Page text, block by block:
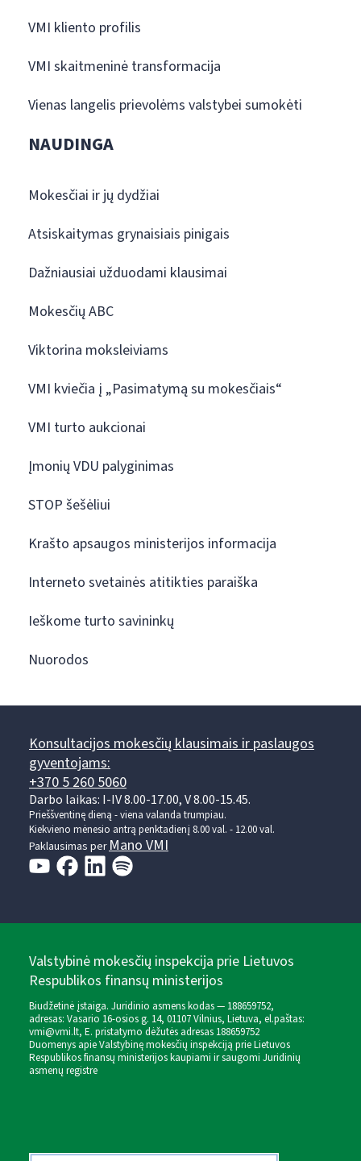
VMI kliento profilis
VMI skaitmeninė transformacija
Vienas langelis prievolėms valstybei sumokėti
NAUDINGA
Mokesčiai ir jų dydžiai
Atsiskaitymas grynaisiais pinigais
Dažniausiai užduodami klausimai
Mokesčių ABC
Viktorina moksleiviams
VMI kviečia į „Pasimatymą su mokesčiais“
VMI turto aukcionai
Įmonių VDU palyginimas
STOP šešėliui
Krašto apsaugos ministerijos informacija
Interneto svetainės atitikties paraiška
Ieškome turto savininkų
Nuorodos
Konsultacijos mokesčių klausimais ir paslaugos
gyventojams:
+370 5 260 5060
Darbo laikas: I-IV 8.00-17.00, V 8.00-15.45.
Prieššventinę dieną - viena valanda trumpiau.
Kiekvieno mėnesio antrą penktadienį 8.00 val. - 12.00 val.
Paklausimas perMano VMI
Valstybinė mokesčių inspekcija prie Lietuvos
Respublikos finansų ministerijos
Biudžetinė įstaiga. Juridinio asmens kodas — 188659752,
adresas: Vasario 16-osios g. 14, 01107 Vilnius, Lietuva, el.paštas:
vmi@vmi.lt, E. pristatymo dėžutės adresas 188659752
Duomenys apie Valstybinę mokesčių inspekciją prie Lietuvos
Respublikos finansų ministerijos kaupiami ir saugomi Juridinių
asmenų registre